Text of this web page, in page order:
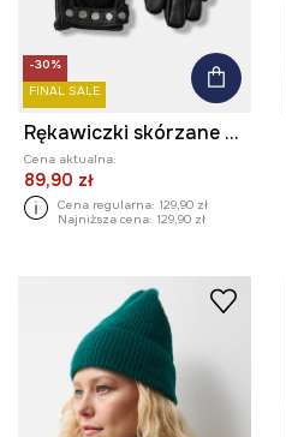
-30%
FINAL SALE
Rękawiczki skórzane damskie z aplikacją kolor czarny
Cena aktualna:
89,90 zł
Cena regularna: 129,90 zł
Najniższa cena: 129,90 zł